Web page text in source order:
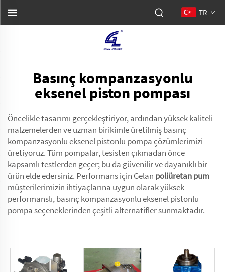
TR
Basınç kompanzasyonlu
eksenel piston pompası
Öncelikle tasarımı gerçekleştiriyor, ardından yüksek kaliteli
malzemelerden ve uzman birikimle üretilmiş basınç
kompanzasyonlu eksenel pistonlu pompa çözümlerimizi
üretiyoruz. Tüm pompalar, tesisten çıkmadan önce
kapsamlı testlerden geçer; bu da güvenilir ve dayanıklı bir
ürün elde edersiniz. Performans için Gelan poliüretan pum
müşterilerimizin ihtiyaçlarına uygun olarak yüksek
performanslı, basınç kompanzasyonlu eksenel pistonlu
pompa seçeneklerinden çeşitli alternatifler sunmaktadır.